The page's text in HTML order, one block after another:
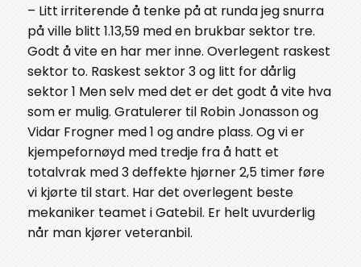
– Litt irriterende å tenke på at runda jeg snurra
på ville blitt 1.13,59 med en brukbar sektor tre.
Godt å vite en har mer inne. Overlegent raskest
sektor to. Raskest sektor 3 og litt for dårlig
sektor 1 Men selv med det er det godt å vite hva
som er mulig. Gratulerer til Robin Jonasson og
Vidar Frogner med 1 og andre plass. Og vi er
kjempefornøyd med tredje fra å hatt et
totalvrak med 3 deffekte hjørner 2,5 timer føre
vi kjørte til start. Har det overlegent beste
mekaniker teamet i Gatebil. Er helt uvurderlig
når man kjører veteranbil.